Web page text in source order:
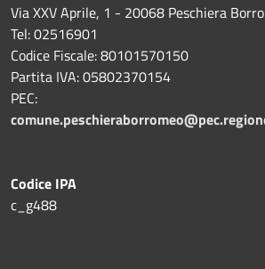
Via XXV Aprile, 1 - 20068 Peschiera
Tel: 02516901
Codice Fiscale: 80101570150
Partita IVA: 05802370154
PEC:
Codice IPA
c_g488